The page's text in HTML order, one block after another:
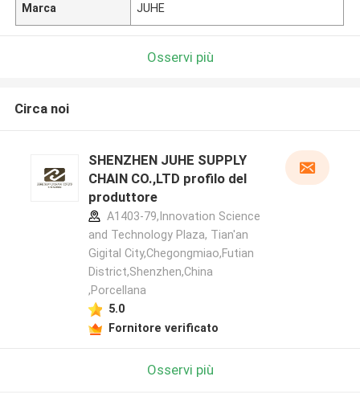
Marca JUHE
Osservi più
Circa noi
SHENZHEN JUHE SUPPLY
CHAIN CO.,LTD profilo del
produttore
A1403-79,Innovation Science
and Technology Plaza, Tian'an
Gigital City,Chegongmiao,Futian
District,Shenzhen,China
,Porcellana
5.0
Fornitore verificato
Osservi più